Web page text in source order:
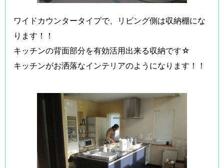
ワイドカウンタータイプで、リビング側は収納棚にな
ります！！
キッチンの背面部分を有効活用出来る収納です☆
キッチンがお洒落なインテリアのようになります！！